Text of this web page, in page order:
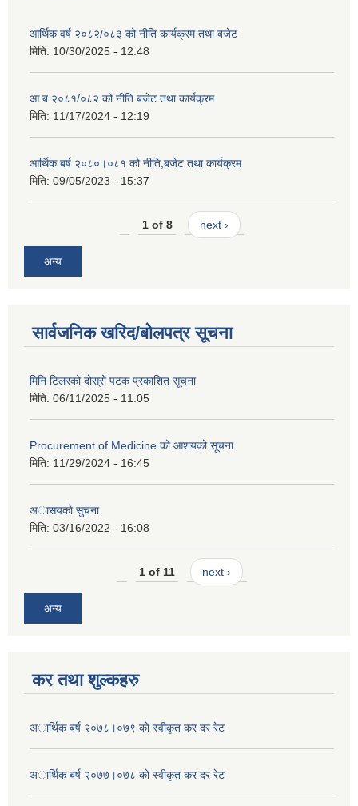
आर्थिक वर्ष २०८२/०८३ को नीति कार्यक्रम तथा बजेट
मिति: 10/30/2025 - 12:48
आ.ब २०८१/०८२ को नीति बजेट तथा कार्यक्रम
मिति: 11/17/2024 - 12:19
आर्थिक बर्ष २०८०।०८१ को नीति,बजेट तथा कार्यक्रम
मिति: 09/05/2023 - 15:37
1 of 8 next ›
अन्य
सार्वजनिक खरिद/बोलपत्र सूचना
मिनि टिलरको दोस्रो पटक प्रकाशित सूचना
मिति: 06/11/2025 - 11:05
Procurement of Medicine को आशयको सूचना
मिति: 11/29/2024 - 16:45
अासयकाे सुचना
मिति: 03/16/2022 - 16:08
1 of 11 next ›
अन्य
कर तथा शुल्कहरु
अार्थिक बर्ष २०७८।०७९ काे स्वीकृत कर दर रेट
अार्थिक बर्ष २०७७।०७८ काे स्वीकृत कर दर रेट